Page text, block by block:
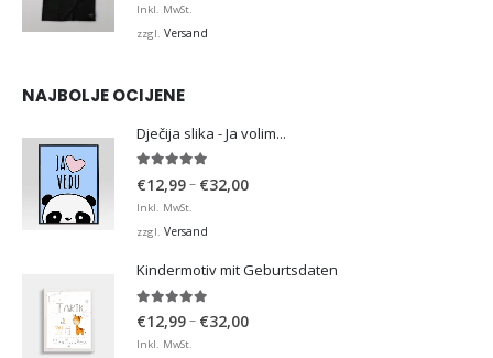
Inkl. MwSt.
zzgl. Versand
NAJBOLJE OCIJENE
Dječija slika - Ja volim...
€12,99– €32,00Preisspanne:
Inkl. MwSt.
zzgl. Versand
Kindermotiv mit Geburtsdaten
5.00von 5
€12,99– €32,00Preisspanne:
Inkl. MwSt.